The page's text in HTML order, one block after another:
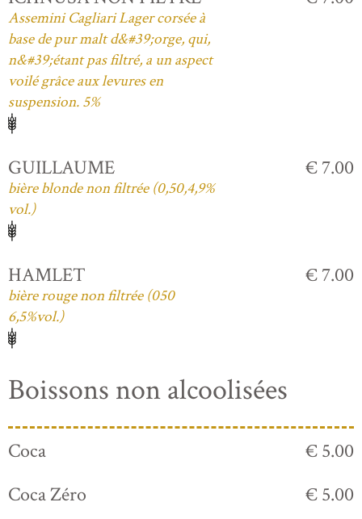
Assemini Cagliari Lager corsée à
base de pur malt d&#39;orge, qui,
n&#39;étant pas filtré, a un aspect
voilé grâce aux levures en
suspension. 5%
GUILLAUME
bière blonde non filtrée (0,50,4,9%
vol.)
€ 7.00
HAMLET
bière rouge non filtrée (050
6,5%vol.)
€ 7.00
Boissons non alcoolisées
Coca
€ 5.00
Coca Zéro
€ 5.00